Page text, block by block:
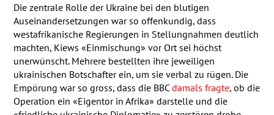
Die zentrale Rolle der Ukraine bei den blutigen
Auseinandersetzungen war so offenkundig, dass
westafrikanische Regierungen in Stellungnahmen deutlich
machten, Kiews «Einmischung» vor Ort sei höchst
unerwünscht. Mehrere bestellten ihre jeweiligen
ukrainischen Botschafter ein, um sie verbal zu rügen. Die
Empörung war so gross, dass die BBC damals fragte, ob die
Operation ein «Eigentor in Afrika» darstelle und die